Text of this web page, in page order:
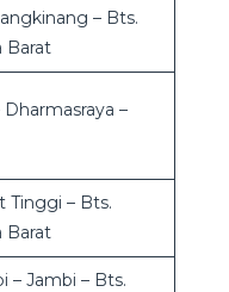
– Bts.
Barat
–
Tinggi – Bts.
Barat
– Jambi – Bts.